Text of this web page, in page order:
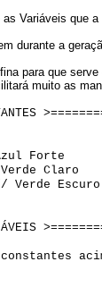
Variáveis que a
durante a
para que
muito as
Forte
Claro
Verde Escuro